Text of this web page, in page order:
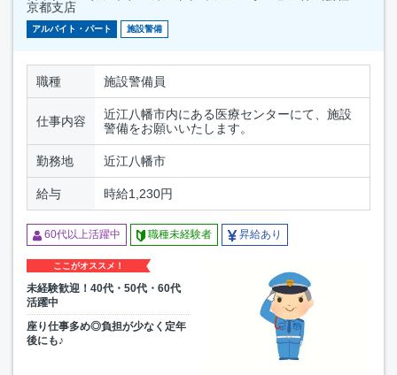
京都支店
アルバイト・パート 施設警備
職種 施設警備員
仕事内容
近江八幡市内にある医療センターにて、施設
警備をお願いいたします。
勤務地 近江八幡市
給与 時給1,230円
60代以上活躍中 職種未経験者 昇給あり
ここがオススメ！
未経験歓迎！40代・50代・60代
活躍中
座り仕事多め◎負担が少なく定年
後にも♪